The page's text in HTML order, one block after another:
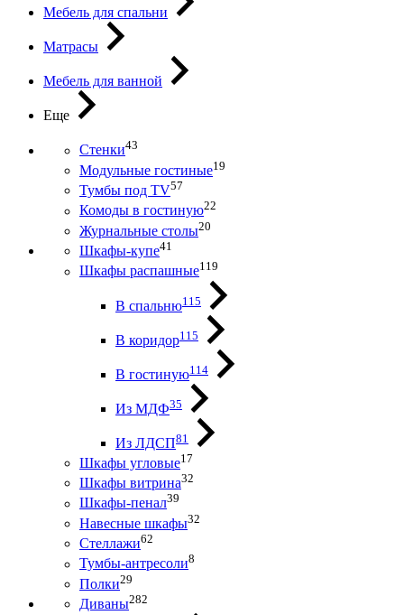
Мебель для спальни
Матрасы
Мебель для ванной
Еще
Стенки43
Модульные гостиные19
Тумбы под ТV57
Комоды в гостиную22
Журнальные столы20
Шкафы-купе41
Шкафы распашные119
В спальню115
В коридор115
В гостиную114
Из МДФ35
Из ЛДСП81
Шкафы угловые17
Шкафы витрина32
Шкафы-пенал39
Навесные шкафы32
Стеллажи62
Тумбы-антресоли8
Полки29
Диваны282